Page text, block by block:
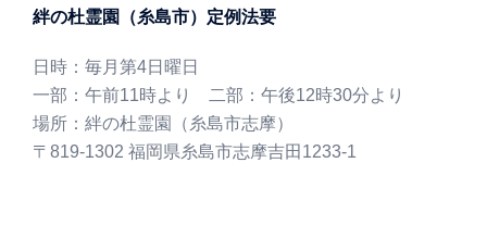
絆の杜霊園（糸島市）定例法要
日時：毎月第4日曜日
一部：午前11時より 二部：午後12時30分より
場所：絆の杜霊園（糸島市志摩）
〒819-1302 福岡県糸島市志摩吉田1233-1